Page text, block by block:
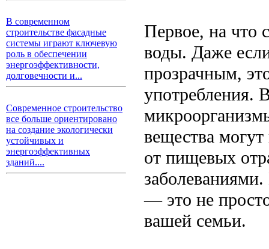
В современном
строительстве фасадные
системы играют ключевую
роль в обеспечении
энергоэффективности,
долговечности и...
Современное строительство
все больше ориентировано
на создание экологически
устойчивых и
энергоэффективных
зданий....
Первое, на что
воды. Даже
прозрачным,
употребления.
вещества
от пищевых
— это не
вашей семьи.